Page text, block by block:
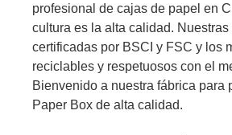
profesional de cajas de papel en
cultura es la alta calidad. Nuestras
certificadas por BSCI y FSC y los
reciclables y respetuosos con el
Bienvenido a nuestra fábrica para
Paper Box de alta calidad.